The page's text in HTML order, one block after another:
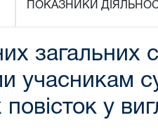
ПОКАЗНИКИ
загальних
учасникам
у